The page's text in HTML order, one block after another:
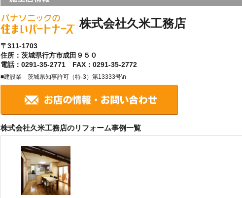
株式会社久米工務店
〒311-1703
住所：茨城県行方市成田９５０
電話：0291-35-2771 FAX：0291-35-2772
■建設業 茨城県知事許可（特-3）第13333号\n
株式会社久米工務店のリフォーム事例一覧